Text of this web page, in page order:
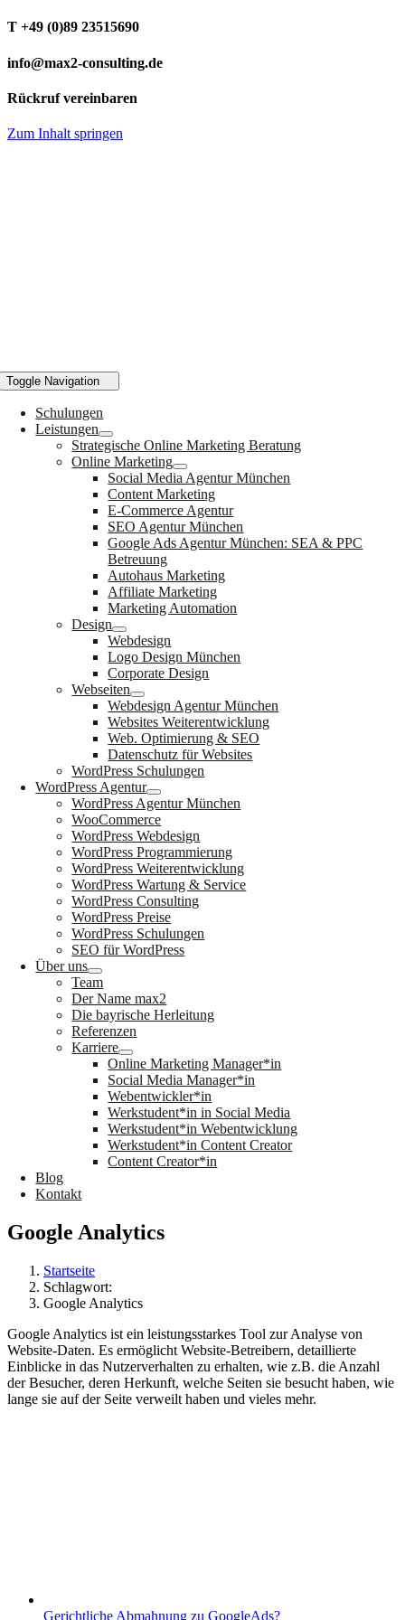
T +49 (0)89 23515690
info@max2-consulting.de
Rückruf vereinbaren
Zum Inhalt springen
Toggle Navigation
Schulungen
Leistungen
Strategische Online Marketing Beratung
Online Marketing
Social Media Agentur München
Content Marketing
E-Commerce Agentur
SEO Agentur München
Google Ads Agentur München: SEA & PPC
Betreuung
Autohaus Marketing
Affiliate Marketing
Marketing Automation
Design
Webdesign
Logo Design München
Corporate Design
Webseiten
Webdesign Agentur München
Websites Weiterentwicklung
Web. Optimierung & SEO
Datenschutz für Websites
WordPress Schulungen
WordPress Agentur
WordPress Agentur München
WooCommerce
WordPress Webdesign
WordPress Programmierung
WordPress Weiterentwicklung
WordPress Wartung & Service
WordPress Consulting
WordPress Preise
WordPress Schulungen
SEO für WordPress
Über uns
Team
Der Name max2
Die bayrische Herleitung
Referenzen
Karriere
Online Marketing Manager*in
Social Media Manager*in
Webentwickler*in
Werkstudent*in in Social Media
Werkstudent*in Webentwicklung
Werkstudent*in Content Creator
Content Creator*in
Blog
Kontakt
Google Analytics
Startseite
Schlagwort:
Google Analytics
Google Analytics ist ein leistungsstarkes Tool zur Analyse von
Website-Daten. Es ermöglicht Website-Betreibern, detaillierte
Einblicke in das Nutzerverhalten zu erhalten, wie z.B. die Anzahl
der Besucher, deren Herkunft, welche Seiten sie besucht haben, wie
lange sie auf der Seite verweilt haben und vieles mehr.
Gerichtliche Abmahnung zu GoogleAds?